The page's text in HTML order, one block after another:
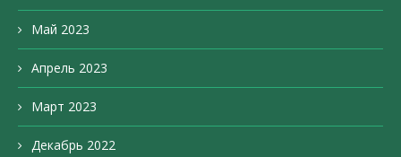
Май 2023
Апрель 2023
Март 2023
Декабрь 2022